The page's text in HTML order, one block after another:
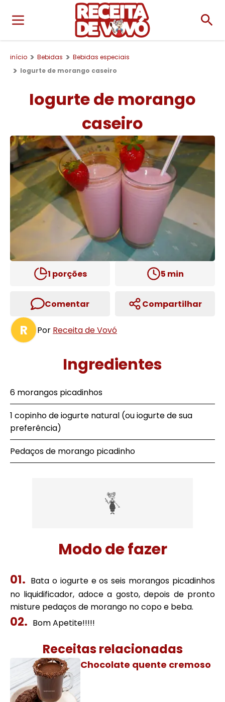
início Bebidas
Bebidas especiais
Iogurte de morango caseiro
Iogurte de morango
caseiro
1 porções 5 min
Comentar Compartilhar
R Por Receita de Vovó
Ingredientes
6 morangos picadinhos
1 copinho de iogurte natural (ou iogurte de sua
preferência)
Pedaços de morango picadinho
Modo de fazer
Bata o iogurte e os seis morangos picadinhos
no liquidificador, adoce a gosto, depois de pronto
misture pedaços de morango no copo e beba.
Bom Apetite!!!!!
Receitas relacionadas
Chocolate quente cremoso